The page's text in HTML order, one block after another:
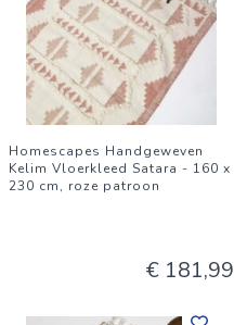
Homescapes Handgeweven
Kelim Vloerkleed Satara - 160 x
230 cm, roze patroon
€ 181,99